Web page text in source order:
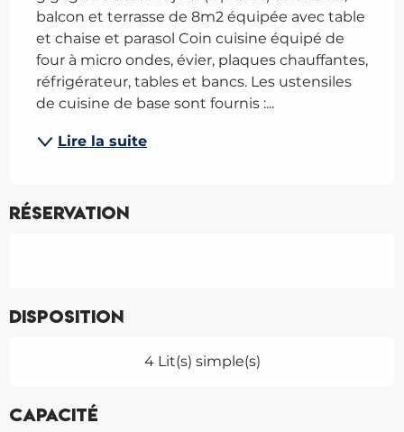
balcon et terrasse de 8m2 équipée avec table
et chaise et parasol Coin cuisine équipé de
four à micro ondes, évier, plaques chauffantes,
réfrigérateur, tables et bancs. Les ustensiles
de cuisine de base sont fournis :...
Lire la suite
Réservation
Disposition
4 Lit(s) simple(s)
Capacité